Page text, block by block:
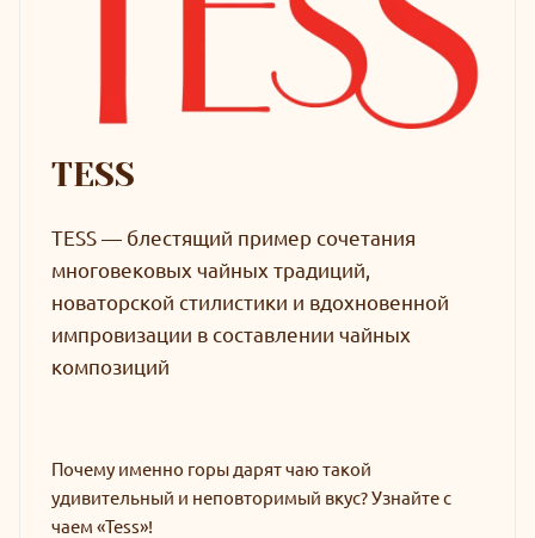
TESS
TESS — блестящий пример сочетания
многовековых чайных традиций,
новаторской стилистики и вдохновенной
импровизации в составлении чайных
композиций
Почему именно горы дарят чаю такой
удивительный и неповторимый вкус? Узнайте с
чаем «Tess»!